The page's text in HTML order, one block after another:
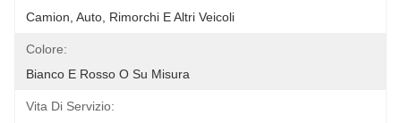
Camion, Auto, Rimorchi E Altri Veicoli
Colore:
Bianco E Rosso O Su Misura
Vita Di Servizio: